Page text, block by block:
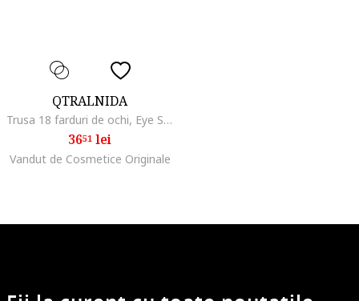
QTRALNIDA
Trusa 18 farduri de ochi, Eye Shadow
3651 lei
Vandut de Cosmetice Originale